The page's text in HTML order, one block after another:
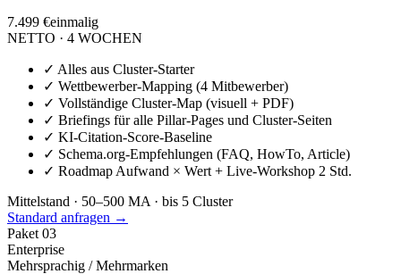
7.499 €einmalig
NETTO · 4 WOCHEN
✓ Alles aus Cluster-Starter
✓ Wettbewerber-Mapping (4 Mitbewerber)
✓ Vollständige Cluster-Map (visuell + PDF)
✓ Briefings für alle Pillar-Pages und Cluster-Seiten
✓ KI-Citation-Score-Baseline
✓ Schema.org-Empfehlungen (FAQ, HowTo, Article)
✓ Roadmap Aufwand × Wert + Live-Workshop 2 Std.
Mittelstand · 50–500 MA · bis 5 Cluster
Standard anfragen →
Paket 03
Enterprise
Mehrsprachig / Mehrmarken